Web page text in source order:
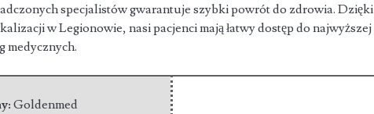
specjalistów gwarantuje szybki powrót do zdrowia. Dzięki
w Legionowie, nasi pacjenci mają łatwy dostęp do najwyższej
medycznych.
Goldenmed